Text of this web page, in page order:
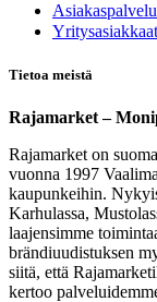
​Yritysasiakkaat
Tietoa meistä
Rajamarket –
Rajamarket on
vuonna 1997
kaupunkeihin.
Karhulassa,
laajensimme
brändiuudistuksen
siitä, että
kertoo